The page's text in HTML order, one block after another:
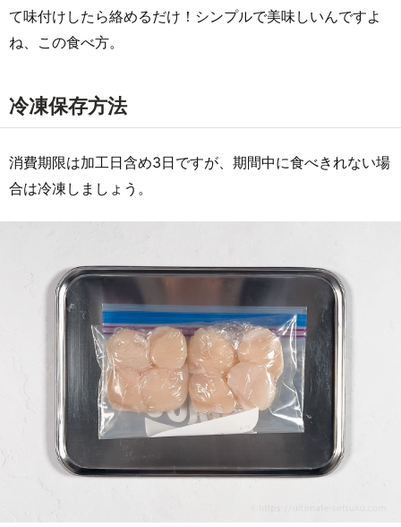
て味付けしたら絡めるだけ！シンプルで美味しいんですよ
ね、この食べ方。
冷凍保存方法
消費期限は加工日含め3日ですが、期間中に食べきれない場
合は冷凍しましょう。